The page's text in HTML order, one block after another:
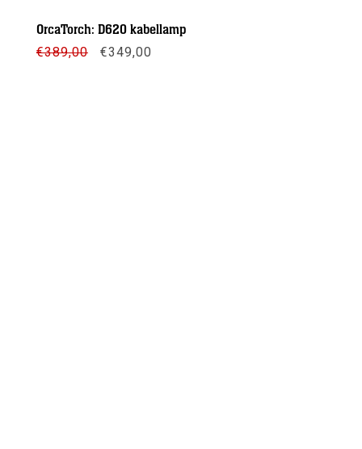
OrcaTorch: D620 kabellamp
€389,00
Oorspronkelijke
€349,00